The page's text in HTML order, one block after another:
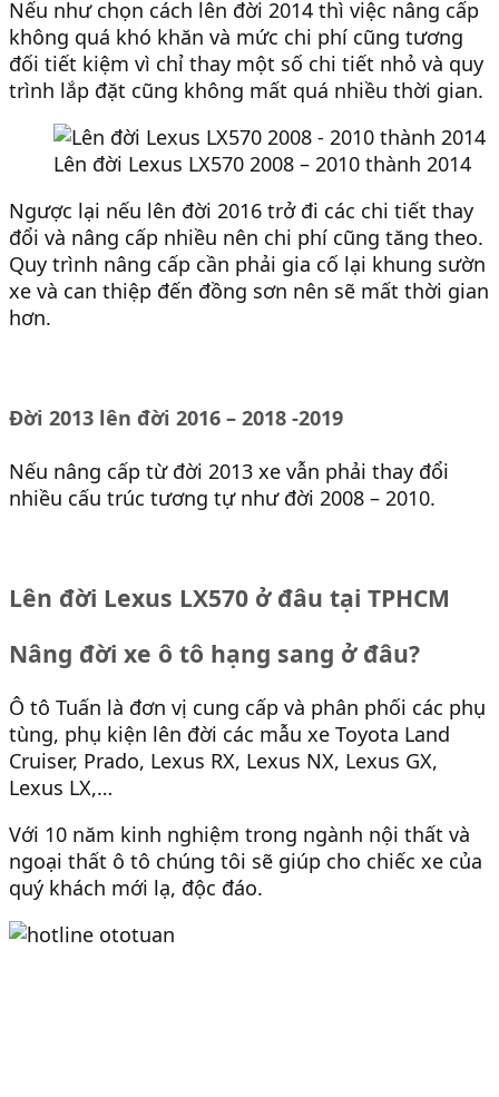
Nếu như chọn cách lên đời 2014 thì việc nâng cấp
không quá khó khăn và mức chi phí cũng tương
đối tiết kiệm vì chỉ thay một số chi tiết nhỏ và quy
trình lắp đặt cũng không mất quá nhiều thời gian.
Lên đời Lexus LX570 2008 – 2010 thành 2014
Ngược lại nếu lên đời 2016 trở đi các chi tiết thay
đổi và nâng cấp nhiều nên chi phí cũng tăng theo.
Quy trình nâng cấp cần phải gia cố lại khung sườn
xe và can thiệp đến đồng sơn nên sẽ mất thời gian
hơn.
Đời 2013 lên đời 2016 – 2018 -2019
Nếu nâng cấp từ đời 2013 xe vẫn phải thay đổi
nhiều cấu trúc tương tự như đời 2008 – 2010.
Lên đời Lexus LX570 ở đâu tại TPHCM
Nâng đời xe ô tô hạng sang ở đâu?
Ô tô Tuấn là đơn vị cung cấp và phân phối các phụ
tùng, phụ kiện lên đời các mẫu xe Toyota Land
Cruiser, Prado, Lexus RX, Lexus NX, Lexus GX,
Lexus LX,…
Với 10 năm kinh nghiệm trong ngành nội thất và
ngoại thất ô tô chúng tôi sẽ giúp cho chiếc xe của
quý khách mới lạ, độc đáo.